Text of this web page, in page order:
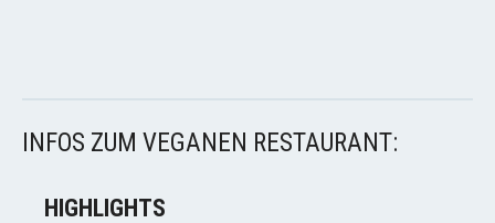
INFOS ZUM VEGANEN RESTAURANT:
HIGHLIGHTS